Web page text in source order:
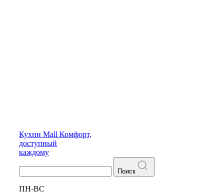
Кухни Mall Комфорт,
доступный
каждому
Поиск
ПН-ВС